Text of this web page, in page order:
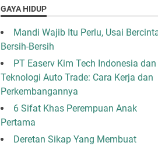
GAYA HIDUP
Mandi Wajib Itu Perlu, Usai
Bersih-Bersih
PT Easerv Kim Tech Indonesia dan
Teknologi Auto Trade: Cara Kerja dan
Perkembangannya
6 Sifat Khas Perempuan Anak
Pertama
Deretan Sikap Yang Membuat